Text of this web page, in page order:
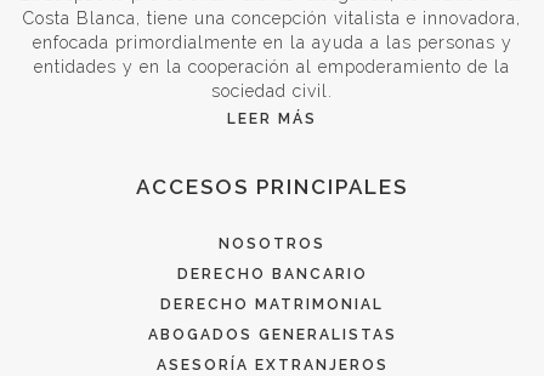
Costa Blanca, tiene una concepción vitalista e innovadora,
enfocada primordialmente en la ayuda a las personas y
entidades y en la cooperación al empoderamiento de la
sociedad civil.
LEER MÁS
ACCESOS PRINCIPALES
NOSOTROS
DERECHO BANCARIO
DERECHO MATRIMONIAL
ABOGADOS GENERALISTAS
ASESORÍA EXTRANJEROS